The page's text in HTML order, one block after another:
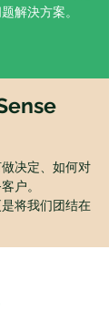
解決方案。
决定、如何对
户。
将我们团结在